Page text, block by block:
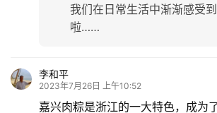
我们在日常生活中渐渐感受
啦……
李和平
2023年7月26日 上午10:52
嘉兴肉粽是浙江的一大特色，成为